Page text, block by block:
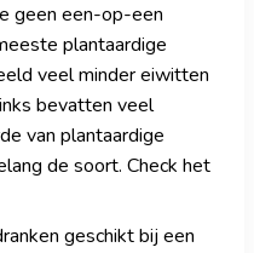
geen een-op-een
plantaardige
veel minder eiwitten
bevatten veel
van plantaardige
de soort. Check het
geschikt bij een